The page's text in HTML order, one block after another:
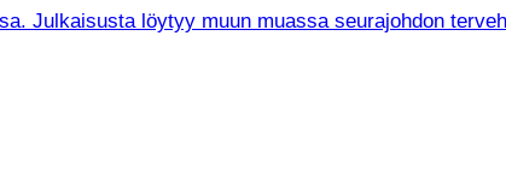
Julkaisusta löytyy muun muassa seurajohdon